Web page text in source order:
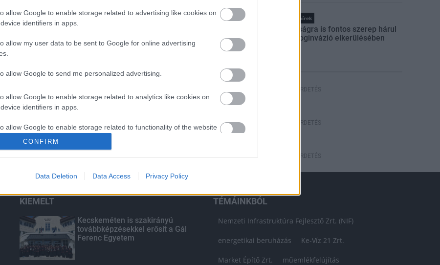
allow Google to enable storage related to advertising like cookies on
identifiers in apps.
allow my user data to be sent to Google for online advertising
allow Google to send me personalized advertising.
allow Google to enable storage related to analytics like cookies on
identifiers in apps.
allow Google to enable storage related to functionality of the website
allow Google to enable storage related to personalization.
allow Google to enable storage related to security, including
CONFIRM
Data Deletion Data Access Privacy Policy
Országos hírek
A lakosságra is fontos szerep hárul
a szúnyoginvázió elkerülésében
HIRDETÉS
HIRDETÉS
HIRDETÉS
KIEMELT
Kecskeméten is szakirányú
továbbképzésekkel erősít a Gál
Ferenc Egyetem
TÉMÁINKBÓL
Nemzeti Infrastruktúra Fejlesztő Zrt. (NIF)
energetikai beruházás Ke-Víz 21 Zrt.
Market Építő Zrt. műemlékfelújítás